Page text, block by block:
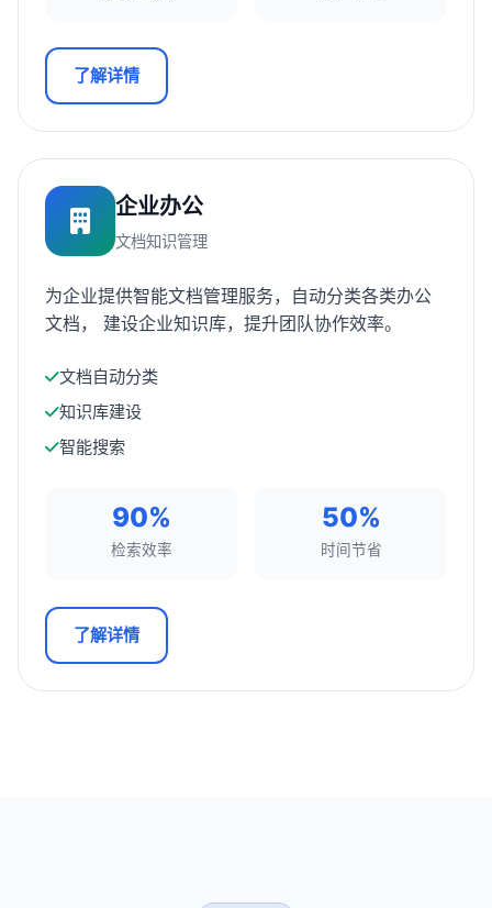
了解详情
企业办公
文档知识管理
为企业提供智能文档管理服务，自动分类各类办公
文档， 建设企业知识库，提升团队协作效率。
文档自动分类
知识库建设
智能搜索
90%
检索效率
50%
时间节省
了解详情